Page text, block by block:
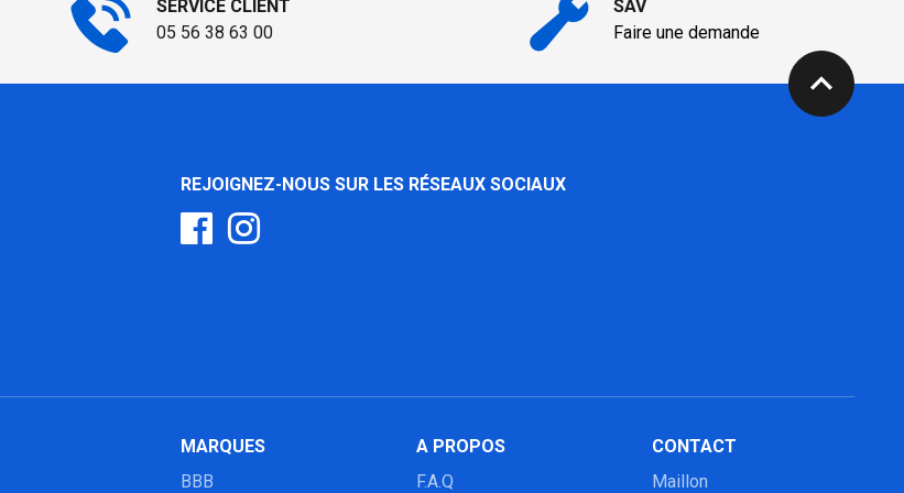
SERVICE CLIENT
05 56 38 63 00
SAV
Faire une demande
expand_less
REJOIGNEZ-NOUS SUR LES RÉSEAUX SOCIAUX
MARQUES
BBB
A PROPOS
F.A.Q
CONTACT
Maillon